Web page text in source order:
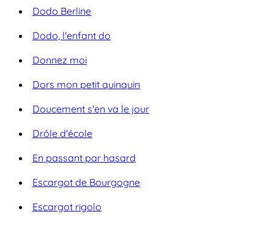
Dodo Berline
Dodo, l'enfant do
Donnez moi
Dors mon petit quinquin
Doucement s'en va le jour
Drôle d'école
En passant par hasard
Escargot de Bourgogne
Escargot rigolo